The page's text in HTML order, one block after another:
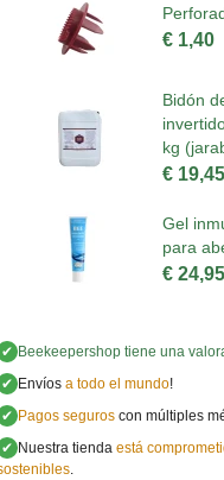
€ 1,40
Bidón
kg
€ 19,45
Gel
para
€ 24,95
✔ Beekeepershoptiene una
✔ Envíosa todo el mundo!
✔ Pagos seguroscon múltiples
✔ Nuestra tienda está
.